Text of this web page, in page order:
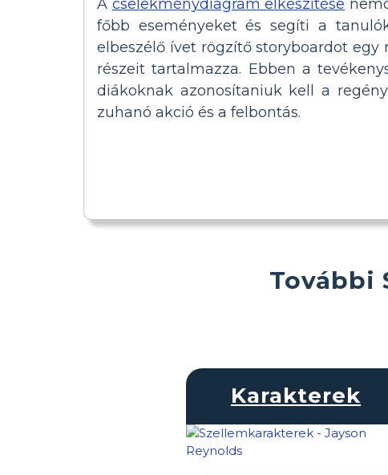
A cselekménydiagram elkészítése
főbb eseményeket és segíti a
elbeszélő ívet rögzítő storyboardot
részeit tartalmazza. Ebben a
diákoknak azonosítaniuk kell a
zuhanó akció és a felbontás.
További
Karakterek